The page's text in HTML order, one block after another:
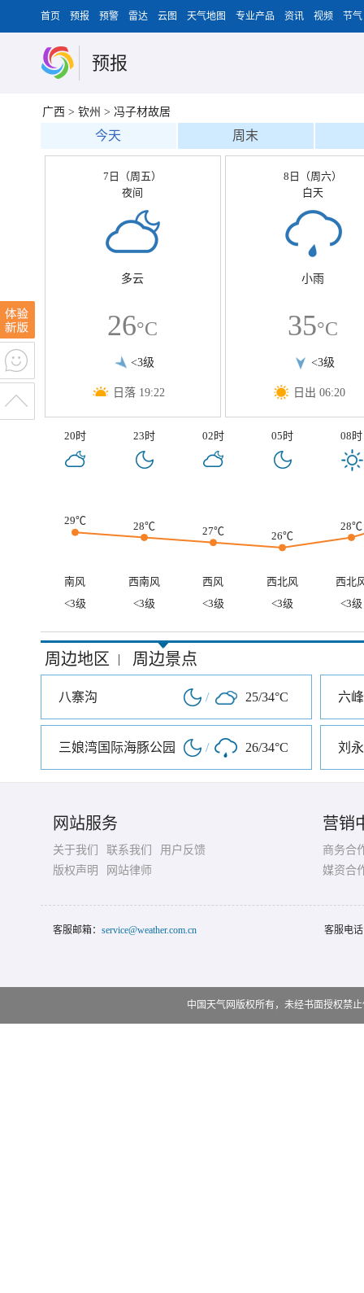
首页 预报 预警 雷达 云图 天气地图 专业产品 资讯 视频 节气
预报
广西 > 钦州 > 冯子材故居
今天 周末
7日（周五）
夜间
多云
26°C
<3级
日落 19:22
8日（周六）
白天
小雨
35°C
<3级
日出 06:20
20时 23时 02时 05时 08时
29℃ 28℃ 27℃ 26℃
28℃
南风 西南风 西风 西北风
西北
<3级
<3级 <3级 <3级 <3级
周边地区 | 周边景点
八寨沟 / 25/34°C 六
三娘湾国际海豚公园 / 26/34°C 刘
网站服务
关于我们 联系我们
用户反馈
版权声明
网站律师
营销
商务合
媒资合
客服邮箱： service@weather.com.cn 客服电
中国天气网版权所有，未经书面授权